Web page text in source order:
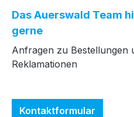
Das Auerswald Team
gerne
Anfragen zu Bestellungen
Reklamationen
Kontaktformular